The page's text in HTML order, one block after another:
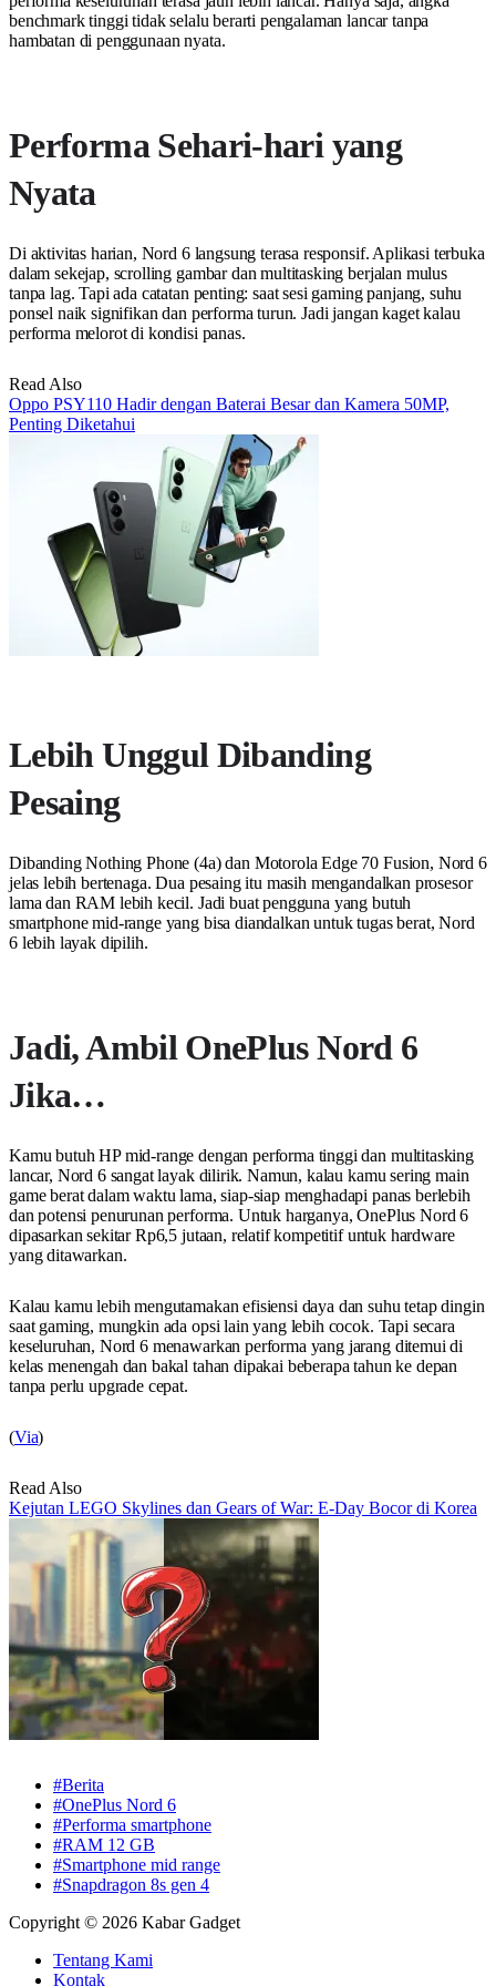
benchmark tinggi tidak selalu berarti pengalaman lancar tanpa
hambatan di penggunaan nyata.
Performa Sehari-hari yang
Nyata
Di aktivitas harian, Nord 6 langsung terasa responsif. Aplikasi terbuka
dalam sekejap, scrolling gambar dan multitasking berjalan mulus
tanpa lag. Tapi ada catatan penting: saat sesi gaming panjang, suhu
ponsel naik signifikan dan performa turun. Jadi jangan kaget kalau
performa melorot di kondisi panas.
Read Also
Oppo PSY110 Hadir dengan Baterai Besar dan Kamera 50MP,
Penting Diketahui
Lebih Unggul Dibanding
Pesaing
Dibanding Nothing Phone (4a) dan Motorola Edge 70 Fusion, Nord 6
jelas lebih bertenaga. Dua pesaing itu masih mengandalkan prosesor
lama dan RAM lebih kecil. Jadi buat pengguna yang butuh
smartphone mid-range yang bisa diandalkan untuk tugas berat, Nord
6 lebih layak dipilih.
Jadi, Ambil OnePlus Nord 6
Jika…
Kamu butuh HP mid-range dengan performa tinggi dan multitasking
lancar, Nord 6 sangat layak dilirik. Namun, kalau kamu sering main
game berat dalam waktu lama, siap-siap menghadapi panas berlebih
dan potensi penurunan performa. Untuk harganya, OnePlus Nord 6
dipasarkan sekitar Rp6,5 jutaan, relatif kompetitif untuk hardware
yang ditawarkan.
Kalau kamu lebih mengutamakan efisiensi daya dan suhu tetap dingin
saat gaming, mungkin ada opsi lain yang lebih cocok. Tapi secara
keseluruhan, Nord 6 menawarkan performa yang jarang ditemui di
kelas menengah dan bakal tahan dipakai beberapa tahun ke depan
tanpa perlu upgrade cepat.
(Via)
Read Also
Kejutan LEGO Skylines dan Gears of War: E-Day Bocor di Korea
#Berita
#OnePlus Nord 6
#Performa smartphone
#RAM 12 GB
#Smartphone mid range
#Snapdragon 8s gen 4
Copyright © 2026 Kabar Gadget
Tentang Kami
Kontak